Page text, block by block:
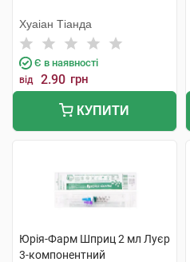
Хуаіан Тіанда
Є в наявності
від 2.90 грн
КУПИТИ
Юрія-Фарм Шприц 2 мл Луєр
3-компонентний